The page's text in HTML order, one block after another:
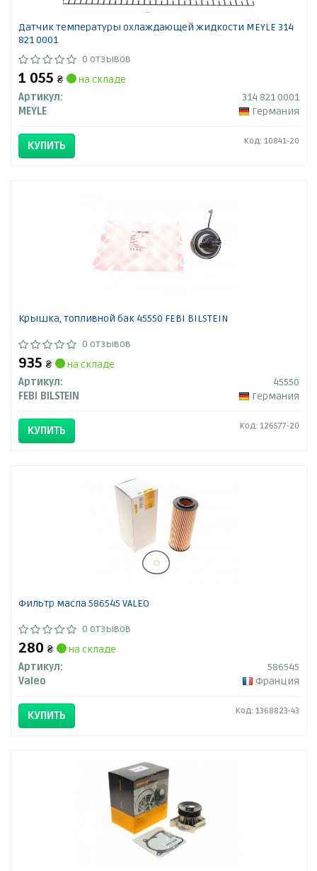
Датчик температуры охлаждающей жидкости MEYLE 314
821 0001
0 отзывов
1 055 ₴
на складе
Артикул:
314 821 0001
MEYLE
Германия
КУПИТЬ Код: 10841-20
Крышка, топливной бак 45550 FEBI BILSTEIN
0 отзывов
935 ₴
на складе
Артикул:
45550
FEBI BILSTEIN
Германия
КУПИТЬ Код: 126577-20
Фильтр масла 586545 VALEO
0 отзывов
280 ₴
на складе
Артикул:
586545
Valeo
Франция
КУПИТЬ Код: 1368823-43